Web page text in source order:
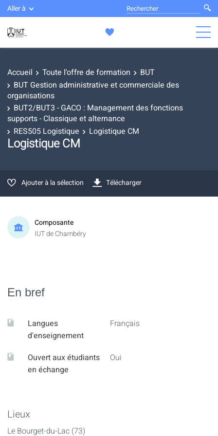
Aller à
Accueil Toute l'offre de formation
BUT
BUT Gestion administrative et commerciale des
organisations
BUT2/BUT3 - GACO : Management des fonctions
supports - Classique et alternance
RES505 Logistique
Logistique CM
Logistique CM
Ajouter à la sélection Télécharger
Composante
IUT de Chambéry
En bref
Langues
d'enseignement
Français
Ouvert aux étudiants
en échange
Oui
Lieux
Le Bourget-du-Lac (73)